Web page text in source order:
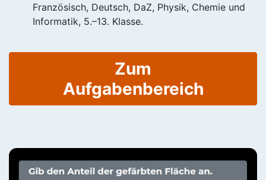
Französisch, Deutsch, DaZ, Physik, Chemie und
Informatik, 5.–13. Klasse.
Zum
Aufgabenbereich